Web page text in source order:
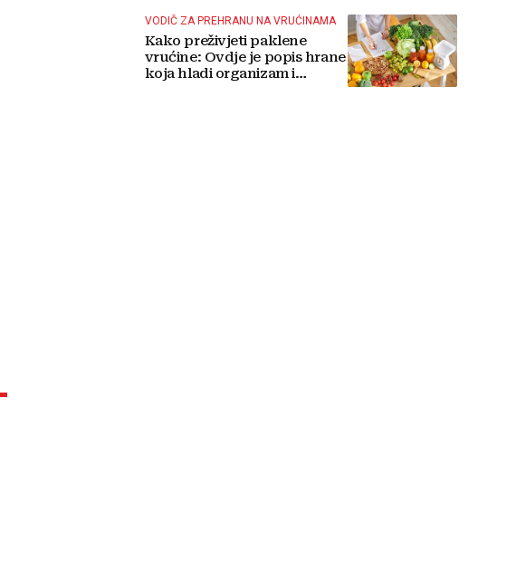
VODIČ ZA PREHRANU NA VRUĆINAMA
Kako preživjeti paklene
vrućine: Ovdje je popis hrane
koja hladi organizam i